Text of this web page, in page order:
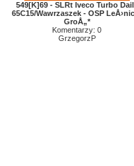
549[K]69 - SLRt Iveco Turbo
65C15/Wawrzaszek - OSP
GroÅ„*
Komentarzy: 0
GrzegorzP